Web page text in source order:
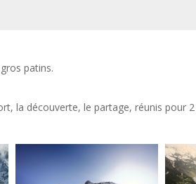
patins.
la découverte, le partage, réunis pour